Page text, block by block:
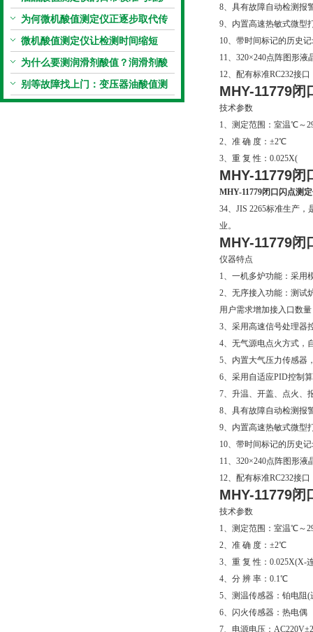
流程
为何微机酸值测定仪正逐步取代传
统手动滴定法？
微机酸值测定仪让检测时间缩短
50%
为什么要测润滑剂酸值？润滑剂酸
值测定法告诉你答案
别等故障找上门：变压器油酸值测
试仪的预警功能
8、具有故障自动检测报
9、内置高速热敏式微型
10、带时间标记的历史
11、320×240点阵图形
12、配有标准RC232接
MHY-11779闭
技术参数
1、测定范围：室温℃～
2、准 确 度：±2℃
3、重 复 性：0.025X(
MHY-11779闭
MHY-11779闭口闪点测
34、JIS 2265标准生产
业。
MHY-11779闭
仪器特点
1、一机多炉功能：采用
2、无序接入功能：测试
用户需求增加接入口数
3、采用高速信号处理器
4、无气源电点火方式，
5、内置大气压力传感器
6、采用自适应PID控制
7、升温、开盖、点火、
8、具有故障自动检测报
9、内置高速热敏式微型
10、带时间标记的历史
11、320×240点阵图形
12、配有标准RC232接
MHY-11779闭
技术参数
1、测定范围：室温℃～
2、准 确 度：±2℃
3、重 复 性：0.025X(X-
4、分 辨 率：0.1℃
5、测温传感器：铂电阻(
6、闪火传感器：热电偶
7、电源电压：